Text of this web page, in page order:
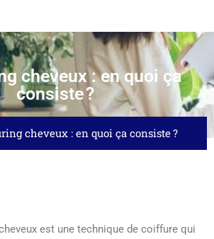
cheveux : en quoi ça
consiste ?
cheveux : en quoi ça consiste ?
est une technique de coiffure qui